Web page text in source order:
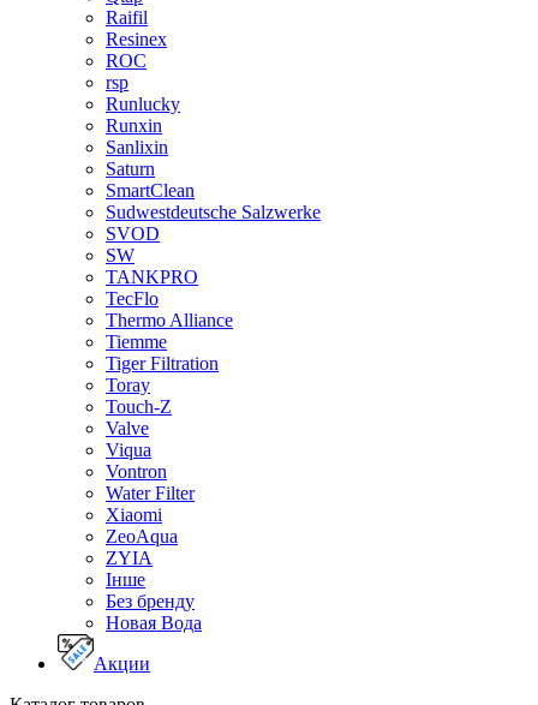
Raifil
Resinex
ROC
rsp
Runlucky
Runxin
Sanlixin
Saturn
SmartClean
Sudwestdeutsche Salzwerke
SVOD
SW
TANKPRO
TecFlo
Thermo Alliance
Tiemme
Tiger Filtration
Toray
Touch-Z
Valve
Viqua
Vontron
Water Filter
Xiaomi
ZeoAqua
ZYIA
Інше
Без бренду
Новая Вода
Акции